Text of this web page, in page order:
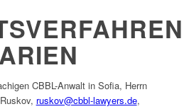
CBBL-Anwalt in Sofia, Herrn
ruskov@cbbl-lawyers.de,